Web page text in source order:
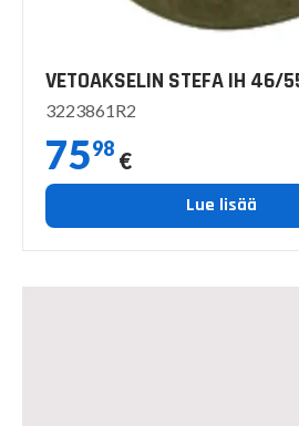
VETOAKSELIN STEFA IH
3223861R2
7598 €
Lue lisää